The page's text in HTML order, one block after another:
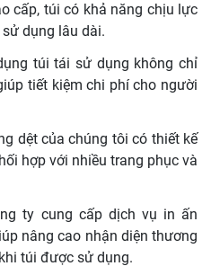
cấp, túi có khả năng chịu lực
dụng lâu dài.
túi tái sử dụng không chỉ
tiết kiệm chi phí cho người
dệt của chúng tôi có thiết kế
hợp với nhiều trang phục và
ty cung cấp dịch vụ in ấn
nâng cao nhận diện thương
túi được sử dụng.